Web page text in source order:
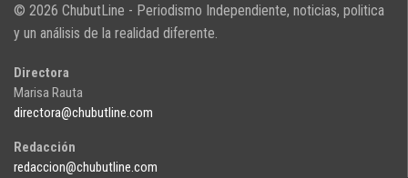
© 2026 ChubutLine - Periodismo Independiente, noticias, politica
y un análisis de la realidad diferente.
Directora
Marisa Rauta
directora@chubutline.com
Redacción
redaccion@chubutline.com